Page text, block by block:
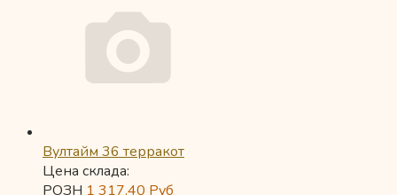
Вултайм 36 терракот
Цена склада:
РОЗН 1 317,40 Руб